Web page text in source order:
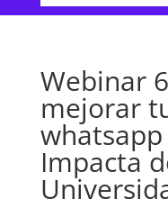
Webinar
mejorar
Impacta